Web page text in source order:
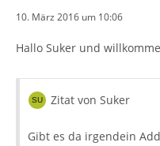
10. März 2016 um 10:06
Hallo Suker und
Zitat von Suker
Gibt es da irgendein